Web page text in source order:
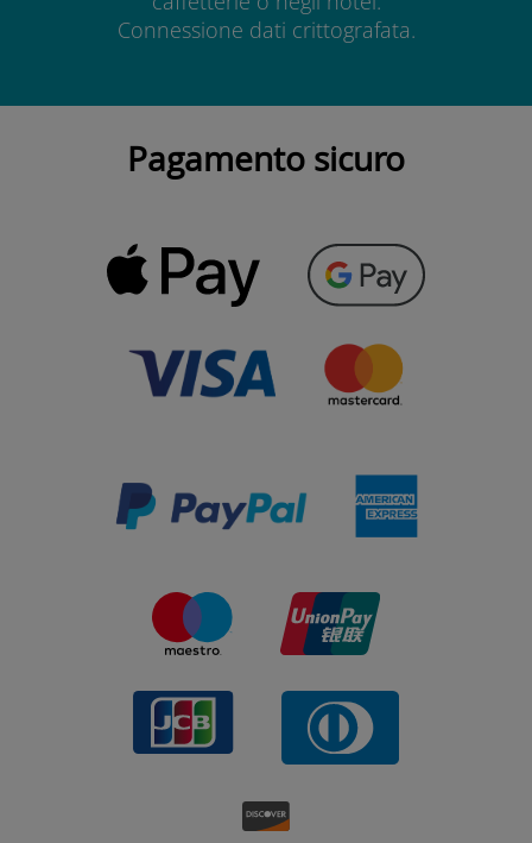
Connessione dati crittografata.
Pagamento sicuro